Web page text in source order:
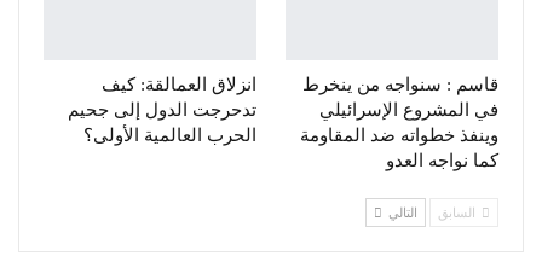
قاسم : سنواجه من ينخرط
في المشروع الإسرائيلي
وينفذ خطواته ضد المقاومة
كما نواجه العدو
انزلاق العمالقة: كيف
تدحرجت الدول إلى جحيم
الحرب العالمية الأولى؟
السابق التالي